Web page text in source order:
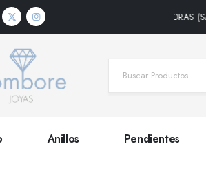
• PLAZO DE ENTREGA 24/48 HORAS (SALVO
Anillos Pendientes